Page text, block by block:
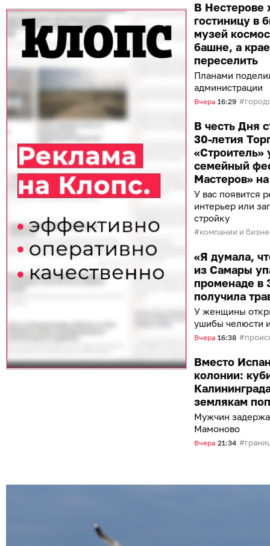
В Нестерове
гостиницу в
музей
башне, а
переселить
Планами
администрации
Вчера 16:29
В честь Дня
30-летия
«Строитель»
семейный
Мастеров»
У вас появится
интерьер или
стройку
компании и
«Я думала,
из Самары
променаде в
получила
У женщины
ушибы челюсти
Вчера 16:38
Вместо
колонии:
землякам
Мужчин
Мамоново
Вчера 21:34